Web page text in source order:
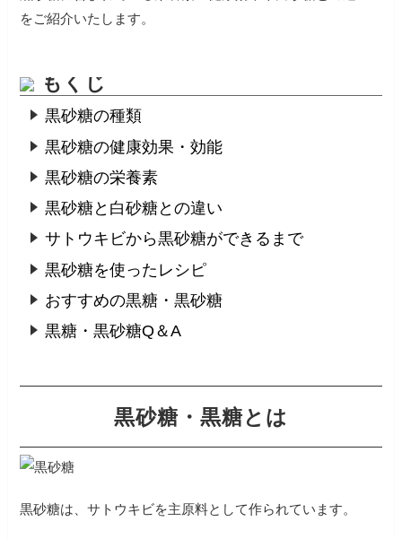
をご紹介いたします。
もくじ
黒砂糖の種類
黒砂糖の健康効果・効能
黒砂糖の栄養素
黒砂糖と白砂糖との違い
サトウキビから黒砂糖ができるまで
黒砂糖を使ったレシピ
おすすめの黒糖・黒砂糖
黒糖・黒砂糖Q＆A
黒砂糖・黒糖とは
黒砂糖は、サトウキビを主原料として作られています。